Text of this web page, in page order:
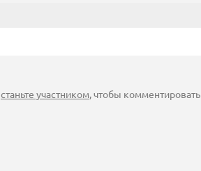
станьте участником, чтобы комментировать